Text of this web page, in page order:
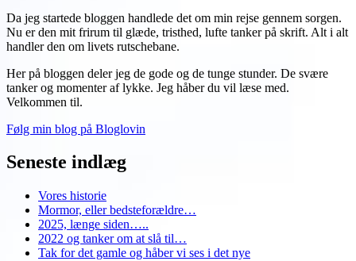
Da jeg startede bloggen handlede det om min rejse gennem sorgen.
Nu er den mit frirum til glæde, tristhed, lufte tanker på skrift. Alt i alt
handler den om livets rutschebane.
Her på bloggen deler jeg de gode og de tunge stunder. De svære
tanker og momenter af lykke. Jeg håber du vil læse med.
Velkommen til.
Følg min blog på Bloglovin
Seneste indlæg
Vores historie
Mormor, eller bedsteforældre…
2025, længe siden…..
2022 og tanker om at slå til…
Tak for det gamle og håber vi ses i det nye